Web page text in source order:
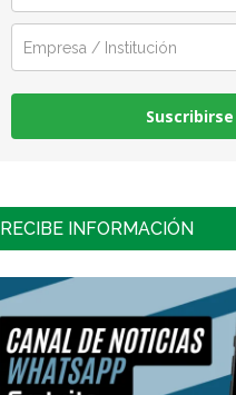
Suscribirse
RECIBE INFORMACIÓN